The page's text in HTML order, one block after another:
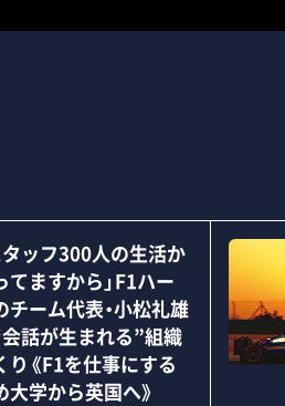
タッフ300人の生活か
てますから」F1ハー
チーム代表・小松礼雄
話が生まれる”組織
り《F1を仕事にする
大学から英国へ》